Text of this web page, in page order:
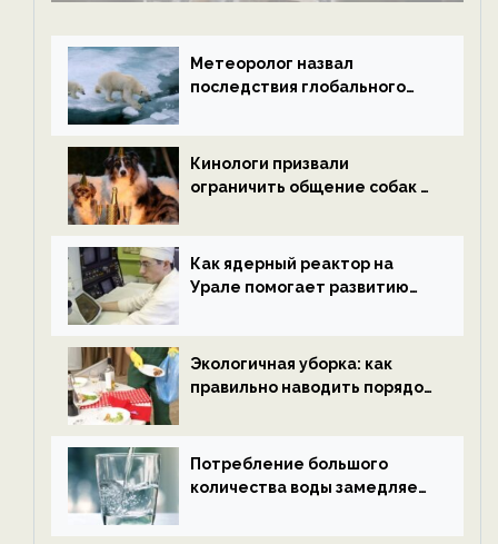
Метеоролог назвал
последствия глобального
ECOportal
Кинологи призвали
ограничить общение собак с
ECOportal
Как ядерный реактор на
Урале помогает развитию
ECOportal
Экологичная уборка: как
правильно наводить порядок
Потребление большого
количества воды замедляет